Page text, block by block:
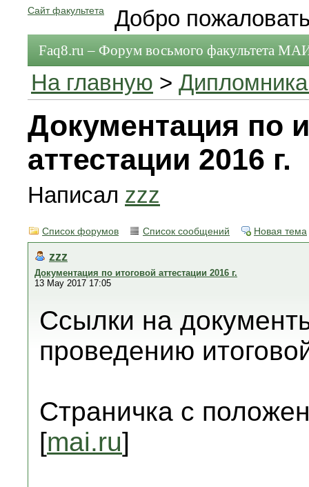
Сайт факультета Добро
Faq8.ru – Форум восьмого факультета
На главную >
Документация по
аттестации 2016 г.
Написал zzz
Список форумов Список сообщений Новая тема
zzz
Документация по итоговой аттестации 2016 г.
13 May 2017 17:05
Ссылки на
проведению
Страничка с
[mai.ru]